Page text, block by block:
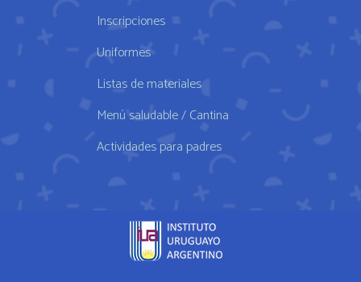
Inscripciones
Uniformes
Listas de materiales
Menú saludable / Cantina
Actividades para padres